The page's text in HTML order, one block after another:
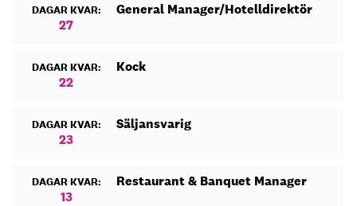
DAGAR KVAR:
27
General Manager/Hotelldirektör
DAGAR KVAR:
22
Kock
DAGAR KVAR:
23
Säljansvarig
DAGAR KVAR:
13
Restaurant & Banquet Manager